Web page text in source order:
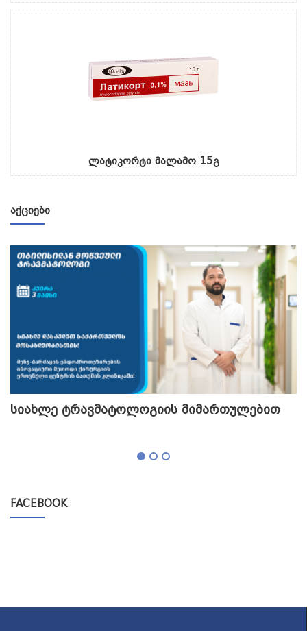
ლატიკორტი მალამო 15გ
ᲐᲥᲪᲘᲔᲑᲘ
სიახლე ტრავმატოლოგიის მიმართულებით
FACEBOOK